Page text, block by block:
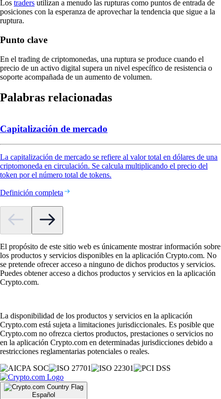
Los traders utilizan a menudo las rupturas como puntos de entrada de
posiciones con la esperanza de aprovechar la tendencia que sigue a la
ruptura.
Punto clave
En el trading de criptomonedas, una ruptura se produce cuando el
precio de un activo digital supera un nivel específico de resistencia o
soporte acompañada de un aumento de volumen.
Palabras relacionadas
Capitalización de mercado
La capitalización de mercado se refiere al valor total en dólares de una
criptomoneda en circulación. Se calcula multiplicando el precio del
token por el número total de tokens.
Definición completa
El propósito de este sitio web es únicamente mostrar información sobre
los productos y servicios disponibles en la aplicación Crypto.com. No
se pretende ofrecer acceso a ninguno de dichos productos y servicios.
Puedes obtener acceso a dichos productos y servicios en la aplicación
Crypto.com.
La disponibilidad de los productos y servicios en la aplicación
Crypto.com está sujeta a limitaciones jurisdiccionales. Es posible que
Crypto.com no ofrezca ciertos productos, prestaciones o servicios no
en la aplicación Crypto.com en determinadas jurisdicciones debido a
restricciones reglamentarias potenciales o reales.
Español